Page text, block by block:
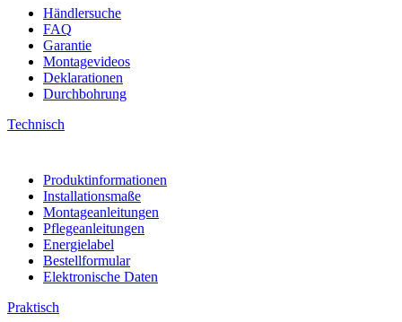
Händlersuche
FAQ
Garantie
Montagevideos
Deklarationen
Durchbohrung
Technisch
Produktinformationen
Installationsmaße
Montageanleitungen
Pflegeanleitungen
Energielabel
Bestellformular
Elektronische Daten
Praktisch